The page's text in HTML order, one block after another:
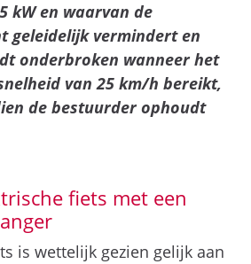
kW en waarvan de
geleidelijk vermindert en
onderbroken wanneer het
van 25 km/h bereikt,
de bestuurder ophoudt
fiets met een
is wettelijk gezien gelijk aan